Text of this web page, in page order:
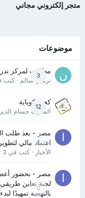
متجر إلكتروني مجاني
موضوعات
3
مطلوب لمركز
نرمين سالم· كتب
12
كعب كوباية
المدرب حسام
0
مصر - بعد طلب
اعتماد مالي
الأخبار· كتب في 3
0
مصر - بحضور
لجنة تعاين
بالنهضة تمهيدًا